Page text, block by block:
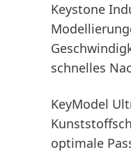
Keystone
schnelles
KeyModel
optimale